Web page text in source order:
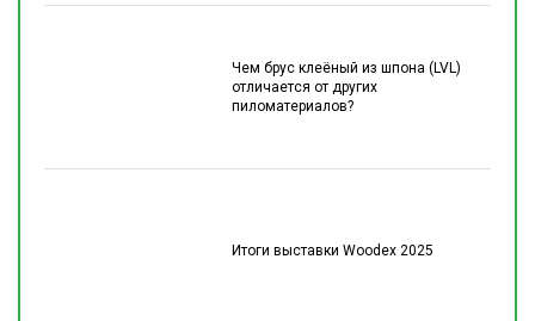
Чем брус клеёный из шпона (LVL)
отличается от других
пиломатериалов?
Итоги выставки Woodex 2025